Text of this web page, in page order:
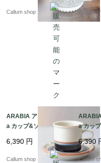
ジ Oiva Toikka オイヴ
ァトイッカ_it4485
Callum shop
ティー
Callum
ARABIA アラビア Taik
a カップ&ソーサー タ
ンド ヴィンテージ アン
ティーク_it4431
6,390 円
Callum shop
ARABIA
a カッ
イカ 北
ンド ヴ
ティー
6,390
Callum